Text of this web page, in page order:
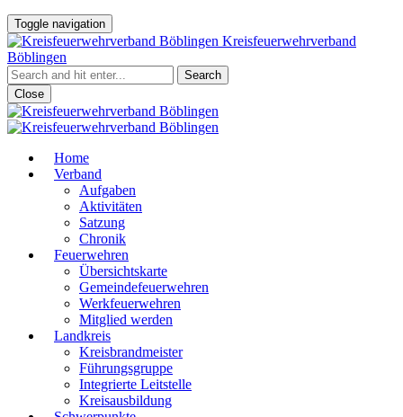
Toggle navigation
Kreisfeuerwehrverband
Böblingen
Close
Home
Verband
Aufgaben
Aktivitäten
Satzung
Chronik
Feuerwehren
Übersichtskarte
Gemeindefeuerwehren
Werkfeuerwehren
Mitglied werden
Landkreis
Kreisbrandmeister
Führungsgruppe
Integrierte Leitstelle
Kreisausbildung